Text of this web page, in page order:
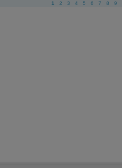
1 2 3 4 5 6 7 8 9